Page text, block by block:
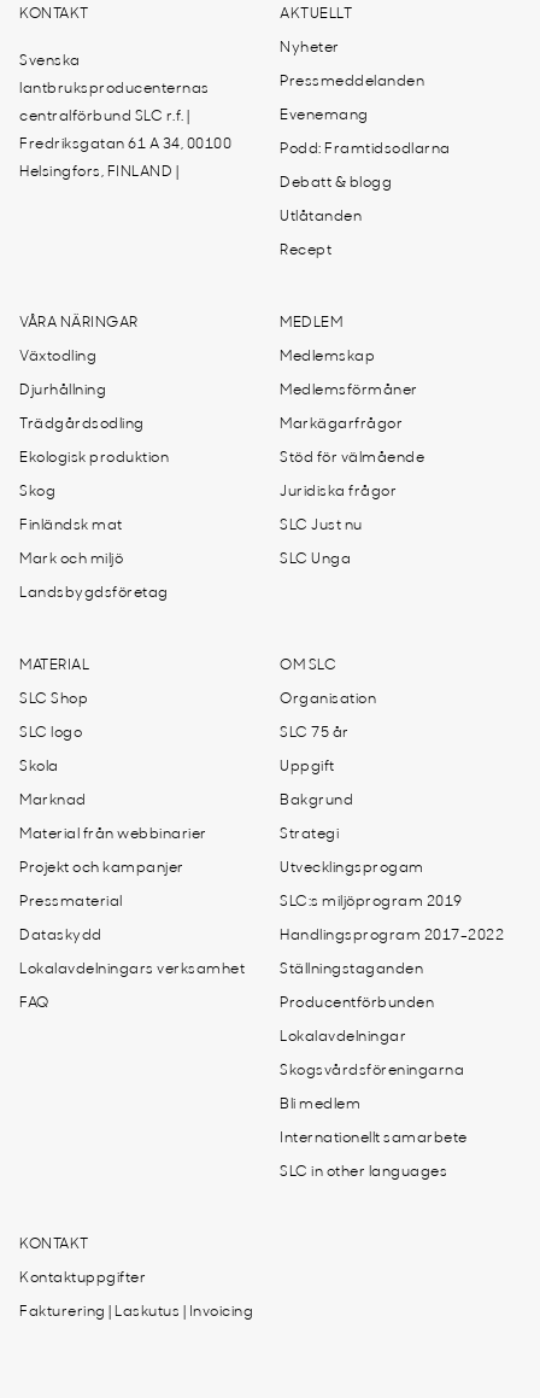
KONTAKT
Svenska
lantbruksproducenternas
centralförbund SLC r.f. |
Fredriksgatan 61 A 34, 00100
Helsingfors, FINLAND |
AKTUELLT
Nyheter
Pressmeddelanden
Evenemang
Podd: Framtidsodlarna
Debatt & blogg
Utlåtanden
Recept
VÅRA NÄRINGAR
Växtodling
Djurhållning
Trädgårdsodling
Ekologisk produktion
Skog
Finländsk mat
Mark och miljö
Landsbygdsföretag
MEDLEM
Medlemskap
Medlemsförmåner
Markägarfrågor
Stöd för välmående
Juridiska frågor
SLC Just nu
SLC Unga
MATERIAL
SLC Shop
SLC logo
Skola
Marknad
Material från webbinarier
Projekt och kampanjer
Pressmaterial
Dataskydd
Lokalavdelningars verksamhet
FAQ
OM SLC
Organisation
SLC 75 år
Uppgift
Bakgrund
Strategi
Utvecklingsprogam
SLC:s miljöprogram 2019
Handlingsprogram 2017-2022
Ställningstaganden
Producentförbunden
Lokalavdelningar
Skogsvårdsföreningarna
Bli medlem
Internationellt samarbete
SLC in other languages
KONTAKT
Kontaktuppgifter
Fakturering | Laskutus | Invoicing